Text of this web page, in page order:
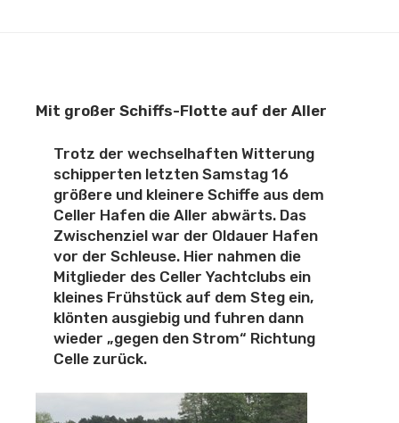
Mit großer Schiffs-Flotte auf der Aller
Trotz der wechselhaften Witterung
schipperten letzten Samstag 16
größere und kleinere Schiffe aus dem
Celler Hafen die Aller abwärts. Das
Zwischenziel war der Oldauer Hafen
vor der Schleuse. Hier nahmen die
Mitglieder des Celler Yachtclubs ein
kleines Frühstück auf dem Steg ein,
klönten ausgiebig und fuhren dann
wieder „gegen den Strom“ Richtung
Celle zurück.